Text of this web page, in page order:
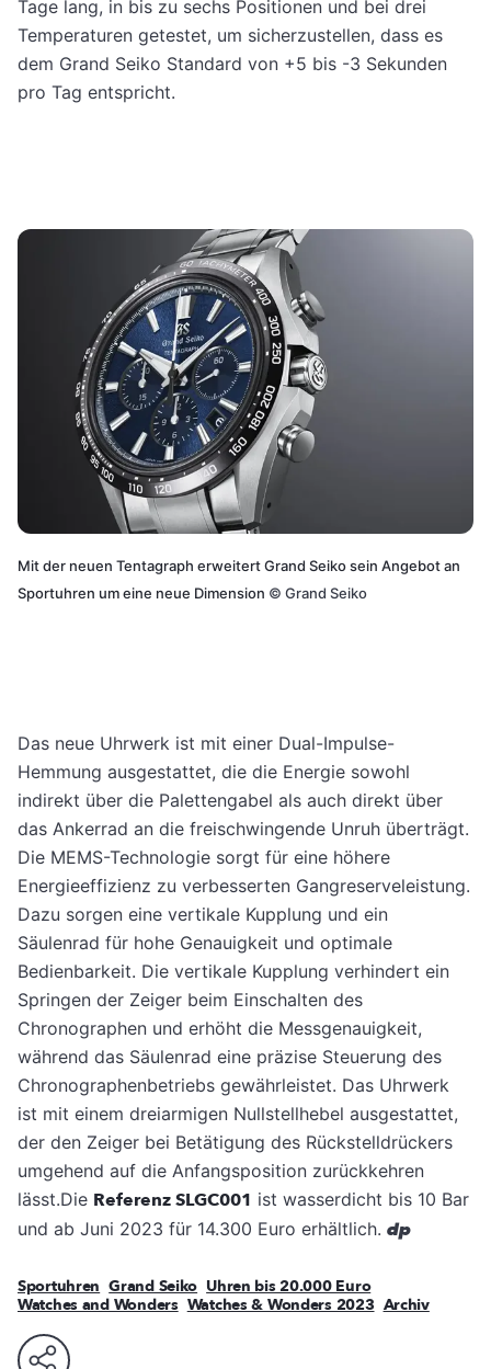
Tage lang, in bis zu sechs Positionen und bei drei
Temperaturen getestet, um sicherzustellen, dass es
dem Grand Seiko Standard von +5 bis -3 Sekunden
pro Tag entspricht.
Mit der neuen Tentagraph erweitert Grand Seiko sein Angebot an
Sportuhren um eine neue Dimension © Grand Seiko
Das neue Uhrwerk ist mit einer Dual-Impulse-
Hemmung ausgestattet, die die Energie sowohl
indirekt über die Palettengabel als auch direkt über
das Ankerrad an die freischwingende Unruh überträgt.
Die MEMS-Technologie sorgt für eine höhere
Energieeffizienz zu verbesserten Gangreserveleistung.
Dazu sorgen eine vertikale Kupplung und ein
Säulenrad für hohe Genauigkeit und optimale
Bedienbarkeit. Die vertikale Kupplung verhindert ein
Springen der Zeiger beim Einschalten des
Chronographen und erhöht die Messgenauigkeit,
während das Säulenrad eine präzise Steuerung des
Chronographenbetriebs gewährleistet. Das Uhrwerk
ist mit einem dreiarmigen Nullstellhebel ausgestattet,
der den Zeiger bei Betätigung des Rückstelldrückers
umgehend auf die Anfangsposition zurückkehren
lässt.Die Referenz SLGC001 ist wasserdicht bis 10 Bar
und ab Juni 2023 für 14.300 Euro erhältlich. dp
Sportuhren Grand Seiko Uhren bis 20.000 Euro
Watches and Wonders Watches & Wonders 2023 Archiv